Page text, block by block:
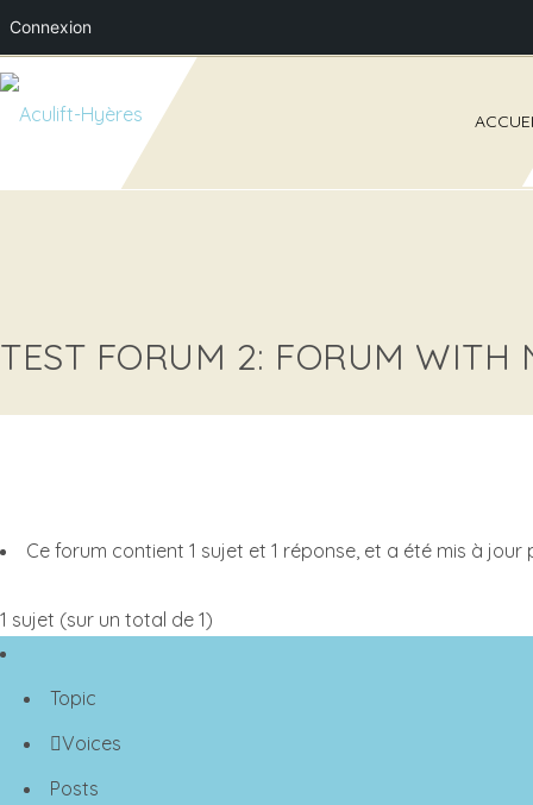
Connexion
TEST FORUM 2: FORUM WITH
Ce forum contient 1 sujet et 1 réponse, et a été mis à
1 sujet (sur un total de 1)
Topic
Voices
Posts